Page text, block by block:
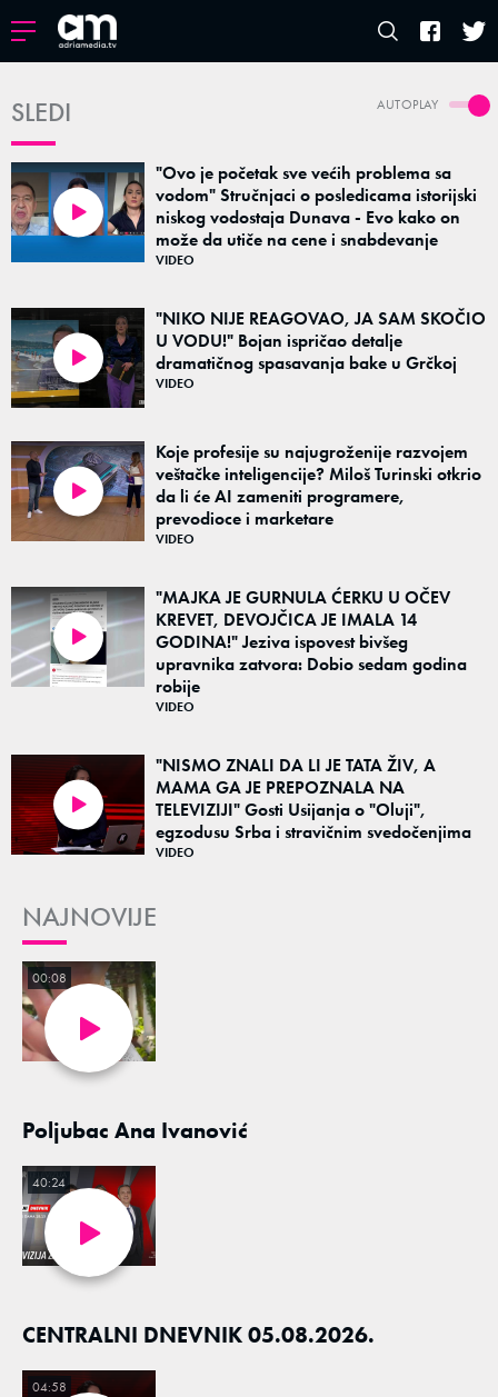
AUTOPLAY
SLEDI
"Ovo je početak sve većih problema sa
vodom" Stručnjaci o posledicama istorijski
niskog vodostaja Dunava - Evo kako on
može da utiče na cene i snabdevanje
VIDEO
"NIKO NIJE REAGOVAO, JA SAM SKOČIO
U VODU!" Bojan ispričao detalje
dramatičnog spasavanja bake u Grčkoj
VIDEO
Koje profesije su najugroženije razvojem
veštačke inteligencije? Miloš Turinski otkrio
da li će AI zameniti programere,
prevodioce i marketare
VIDEO
"MAJKA JE GURNULA ĆERKU U OČEV
KREVET, DEVOJČICA JE IMALA 14
GODINA!" Jeziva ispovest bivšeg
upravnika zatvora: Dobio sedam godina
robije
VIDEO
"NISMO ZNALI DA LI JE TATA ŽIV, A
MAMA GA JE PREPOZNALA NA
TELEVIZIJI" Gosti Usijanja o "Oluji",
egzodusu Srba i stravičnim svedočenjima
VIDEO
NAJNOVIJE
Poljubac Ana Ivanović
00:08
CENTRALNI DNEVNIK 05.08.2026.
40:24
04:58